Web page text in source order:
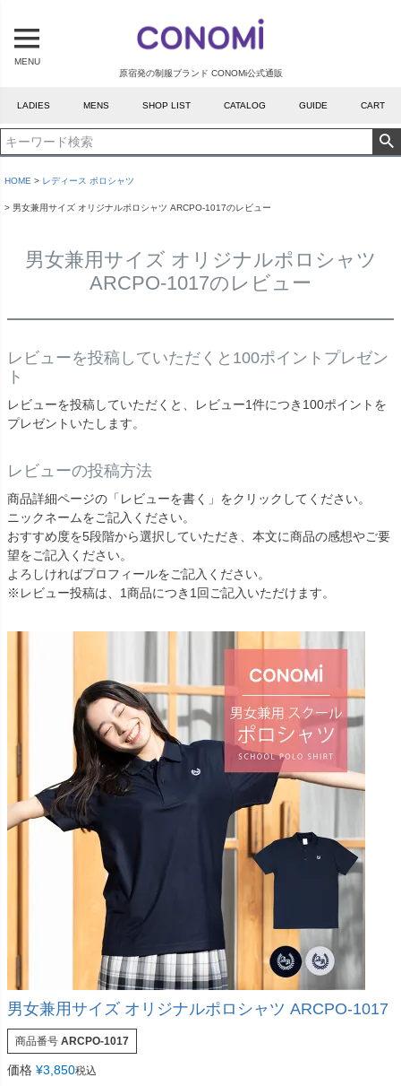
原宿発の制服ブランド CONOMi公式通販
MENU
LADIES MENS SHOP LIST CATALOG GUIDE CART
HOME レディース ポロシャツ
男女兼用サイズ オリジナルポロシャツ ARCPO-1017のレビュー
男女兼用サイズ オリジナルポロシャツ
ARCPO-1017のレビュー
レビューを投稿していただくと100ポイントプレゼン
ト
レビューを投稿していただくと、レビュー1件につき100ポイントを
プレゼントいたします。
レビューの投稿方法
商品詳細ページの「レビューを書く」をクリックしてください。
ニックネームをご記入ください。
おすすめ度を5段階から選択していただき、本文に商品の感想やご要
望をご記入ください。
よろしければプロフィールをご記入ください。
※レビュー投稿は、1商品につき1回ご記入いただけます。
男女兼用サイズ オリジナルポロシャツ ARCPO-1017
商品番号 ARCPO-1017
価格 ¥3,850税込